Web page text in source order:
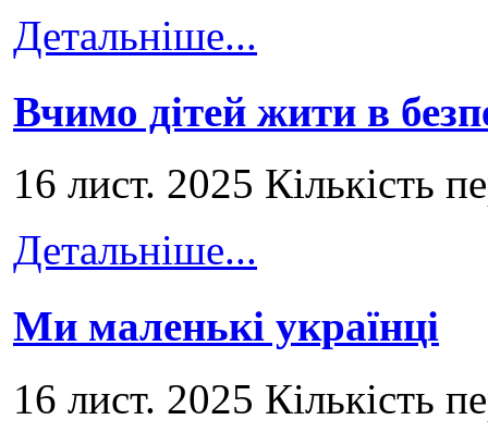
Детальніше...
Вчимо дітей жити в
16 лист. 2025 Кількість
Детальніше...
Ми маленькі українці
16 лист. 2025 Кількість